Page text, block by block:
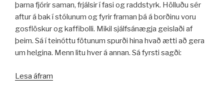
þarna fjórir saman, frjálsir í fasi og raddstyrk. Hölluðu sér
aftur á bak í stólunum og fyrir framan þá á borðinu voru
gosflöskur og kaffibolli. Mikil sjálfsánægja geislaði af
þeim. Sá í teinóttu fötunum spurði hina hvað ætti að gera
um helgina. Menn litu hver á annan. Sá fyrsti sagði:
Lesa áfram